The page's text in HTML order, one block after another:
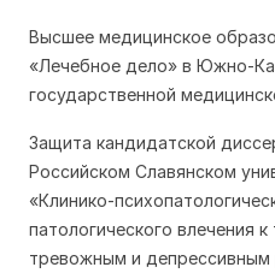
Высшее медицинское
«Лечебное дело» в Южно-
государственной
Защита кандидатской
Российском Славянском
«Клинико-
патологического влечения
тревожным и депрессивным